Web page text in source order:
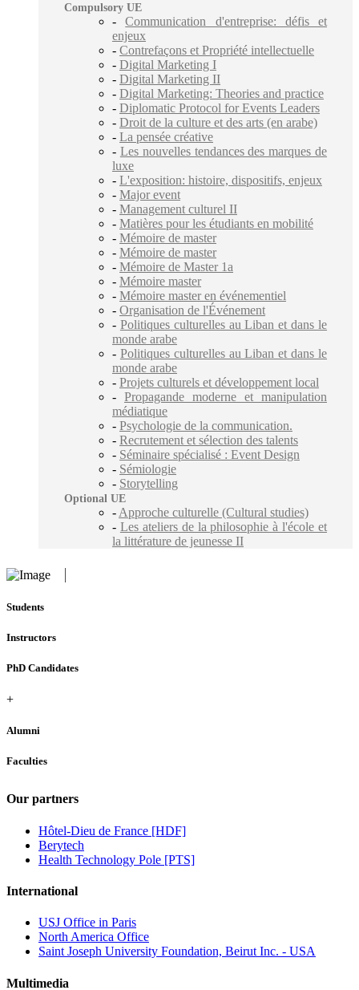
Compulsory UE
-Communication d'entreprise: défis et
enjeux
- Contrefaçons et Propriété intellectuelle
- Digital Marketing I
- Digital Marketing II
- Digital Marketing: Theories and practice
- Diplomatic Protocol for Events Leaders
- Droit de la culture et des arts (en arabe)
- La pensée créative
- Les nouvelles tendances des marques de
luxe
- L'exposition: histoire, dispositifs, enjeux
- Major event
- Management culturel II
- Matières pour les étudiants en mobilité
- Mémoire de master
- Mémoire de master
- Mémoire de Master 1a
- Mémoire master
- Mémoire master en événementiel
- Organisation de l'Événement
- Politiques culturelles au Liban et dans le
monde arabe
- Politiques culturelles au Liban et dans le
monde arabe
- Projets culturels et développement local
- Propagande moderne et manipulation
médiatique
- Psychologie de la communication.
- Recrutement et sélection des talents
- Séminaire spécialisé : Event Design
- Sémiologie
- Storytelling
Optional UE
- Approche culturelle (Cultural studies)
- Les ateliers de la philosophie à l'école et
la littérature de jeunesse II
Students
Instructors
PhD Candidates
+
Alumni
Faculties
Our partners
Hôtel-Dieu de France [HDF]
Berytech
Health Technology Pole [PTS]
International
USJ Office in Paris
North America Office
Saint Joseph University Foundation, Beirut Inc. - USA
Multimedia